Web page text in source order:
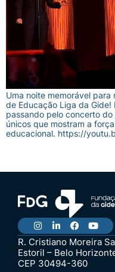
Uma noite memorável
de Educação Liga da
passando pelo concerto
únicos que mostram a
educacional. https://
R. Cristiano Moreira
Estoril – Belo
CEP 30494-360